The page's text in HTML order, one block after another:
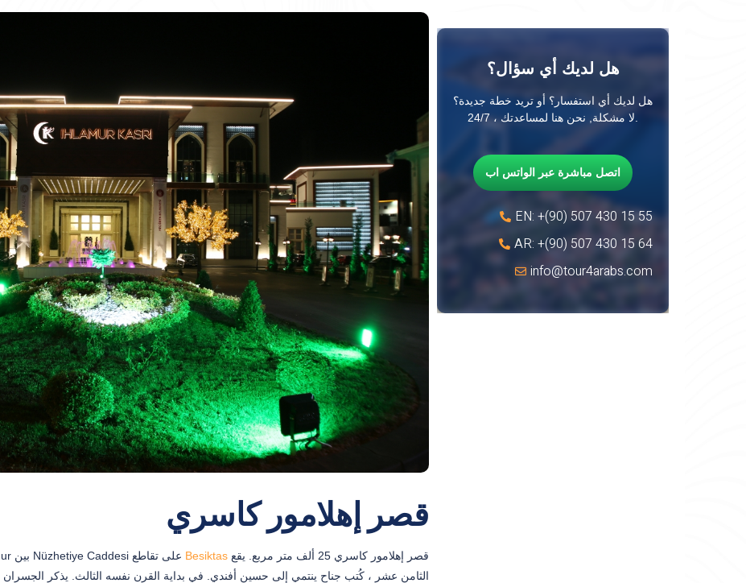
قصر إهلامور كاسري
قصر إهلامور كاسري 25 ألف متر مربع. يقع Besiktas
الثامن عشر ، كُتب جناح ينتمي إلى حسين أفندي. في بداية القرن نفسه الثالث. يذكر الجسران
هل لديك أي سؤال؟
هل لديك أي استفسار؟ أو تريد خطة جديدة؟
لا مشكلة, نحن هنا لمساعدتك ، 24/7.
اتصل مباشرة عبر الواتس اب
EN: +(90) 507 430 15 55
AR: +(90) 507 430 15 64
info@tour4arabs.com